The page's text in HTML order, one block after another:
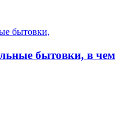
бытовки, в чем